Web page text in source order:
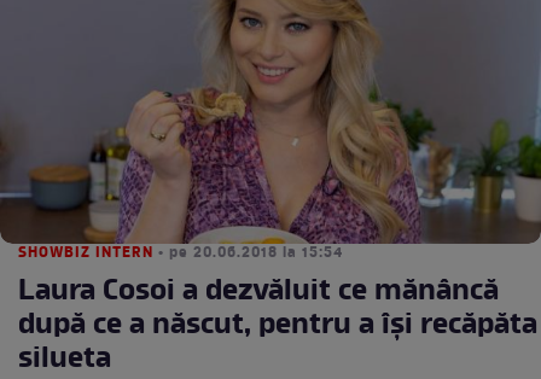
SHOWBIZ INTERN • pe 20.06.2018 la 15:54
Laura Cosoi a dezvăluit ce mănâncă
după ce a născut, pentru a îşi recăpăta
silueta